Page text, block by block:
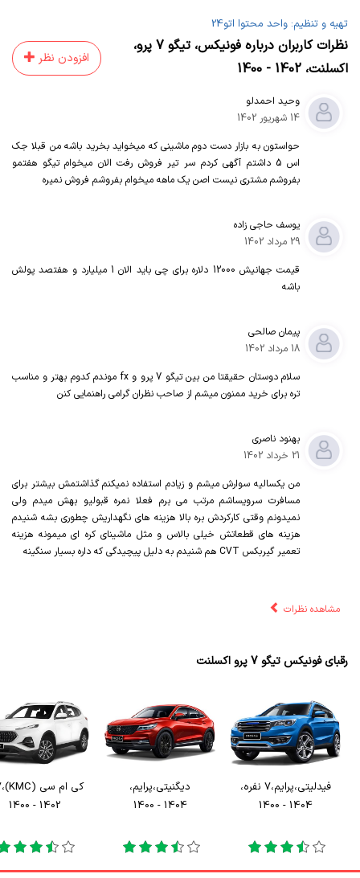
تهیه و تنظیم: واحد محتوا اتو24
نظرات کاربران درباره فونیکس،تیگو 7 پرو
،
اکسلنت، 1402 - 1400
افزودن نظر
وحید احمدلو
14 شهریور 1402
حواستون به بازار دست دوم ماشینی که میخواید بخرید باشه من قبلا جک
اس 5 داشتم آگهی کردم سر تیر فروش رفت الان میخوام تیگو هفتمو
بفروشم مشتری نیست اصن یک ماهه میخوام بفروشم فروش نمیره
یوسف حاجی زاده
29 مرداد 1402
قیمت جهانیش 12000 دلاره برای چی باید الان 1 میلیارد و هفتصد پولش
باشه
پیمان صالحی
18 مرداد 1402
سلام دوستان حقیقتا من بین تیگو 7 پرو و fx موندم کدوم بهتر و مناسب
تره برای خرید ممنون میشم از صاحب نظران گرامی راهنمایی کنن
بهنود ناصری
21 خرداد 1402
من یکسالیه سوارش میشم و زیادم استفاده نمیکنم گذاشتمش بیشتر برای
مسافرت سرویساشم مرتب می برم فعلا نمره قبولیو بهش میدم ولی
نمیدونم وقتی کارکردش بره بالا هزینه های نگهداریش چطوری بشه شنیدم
هزینه های قطعاتش خیلی بالاس و مثل ماشینای کره ای میمونه هزینه
تعمیر گیربکس CVT هم شنیدم به دلیل پیچیدگی که داره بسیار سنگینه
مشاهده نظرات
رقبای فونیکس تیگو 7 پرو اکسلنت
فیدلیتی،پرایم،7 نفره
،
1404 - 1400
دیگنیتی،پرایم،
1404 - 1400
کی ام سی (KMC) ،
1402 - 1400